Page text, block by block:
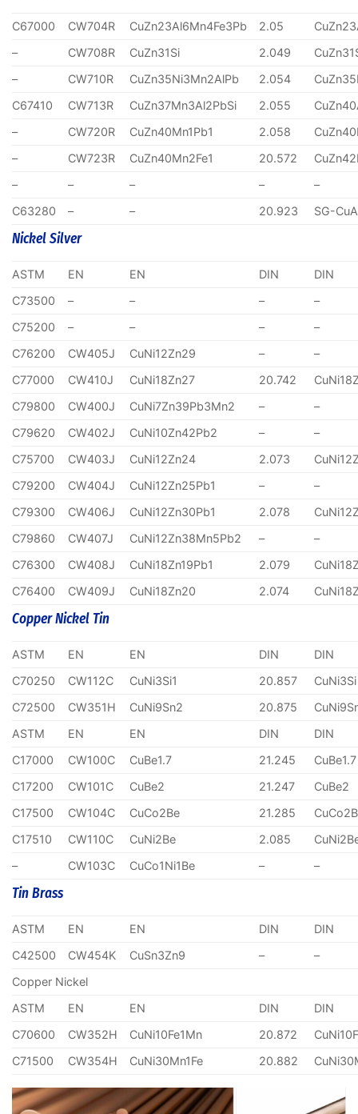
C67000 CW704R CuZn23Al6Mn4Fe3Pb 2.05
–
CW708R CuZn31Si 2.049
–
CW710R CuZn35Ni3Mn2AlPb 2.054
C67410
CW713R CuZn37Mn3Al2PbSi 2.055
–
CW720R CuZn40Mn1Pb1 2.058
–
CW723R CuZn40Mn2Fe1 20.572
–
– – –
–
C63280
– – 20.923 SG-
Nickel Silver
ASTM EN EN DIN
DIN
C73500
– – –
–
C75200
– – –
–
C76200
CW405J CuNi12Zn29 –
–
C77000
CW410J CuNi18Zn27 20.742
C79800
CW400J CuNi7Zn39Pb3Mn2 –
–
C79620
CW402J CuNi10Zn42Pb2 –
–
C75700
CW403J CuNi12Zn24 2.073
C79200
CW404J CuNi12Zn25Pb1 –
–
C79300
CW406J CuNi12Zn30Pb1 2.078
C79860
CW407J CuNi12Zn38Mn5Pb2 –
–
C76300
CW408J CuNi18Zn19Pb1 2.079
C76400
CW409J CuNi18Zn20 2.074
Copper Nickel Tin
ASTM EN EN DIN
DIN
C70250
CW112C CuNi3Si1 20.857
CuNi3Si
C72500
CW351H CuNi9Sn2 20.875
ASTM
EN EN DIN
DIN
C17000
CW100C CuBe1.7 21.245
CuBe1.7
C17200
CW101C CuBe2 21.247
CuBe2
C17500
CW104C CuCo2Be 21.285
C17510
CW110C CuNi2Be 2.085
–
CW103C CuCo1Ni1Be – –
Tin Brass
ASTM EN EN DIN
DIN
C42500
CW454K CuSn3Zn9 –
–
Copper Nickel
ASTM
EN EN DIN
DIN
C70600
CW352H CuNi10Fe1Mn 20.872
C71500
CW354H CuNi30Mn1Fe 20.882